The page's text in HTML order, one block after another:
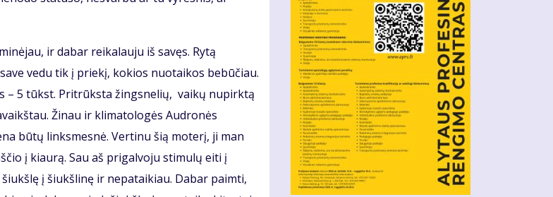
ir dabar reikalauju iš savęs. Rytą
vedu tik į priekį, kokios nuotaikos bebūčiau.
– 5 tūkst. Pritrūksta žingsnelių, vaikų nupirktą
Žinau ir klimatologės Audronės
būtų linksmesnė. Vertinu šią moterį, ji man
į kiaurą. Sau aš prigalvoju stimulų eiti į
į šiukšlinę ir nepataikiau. Dabar paimti,